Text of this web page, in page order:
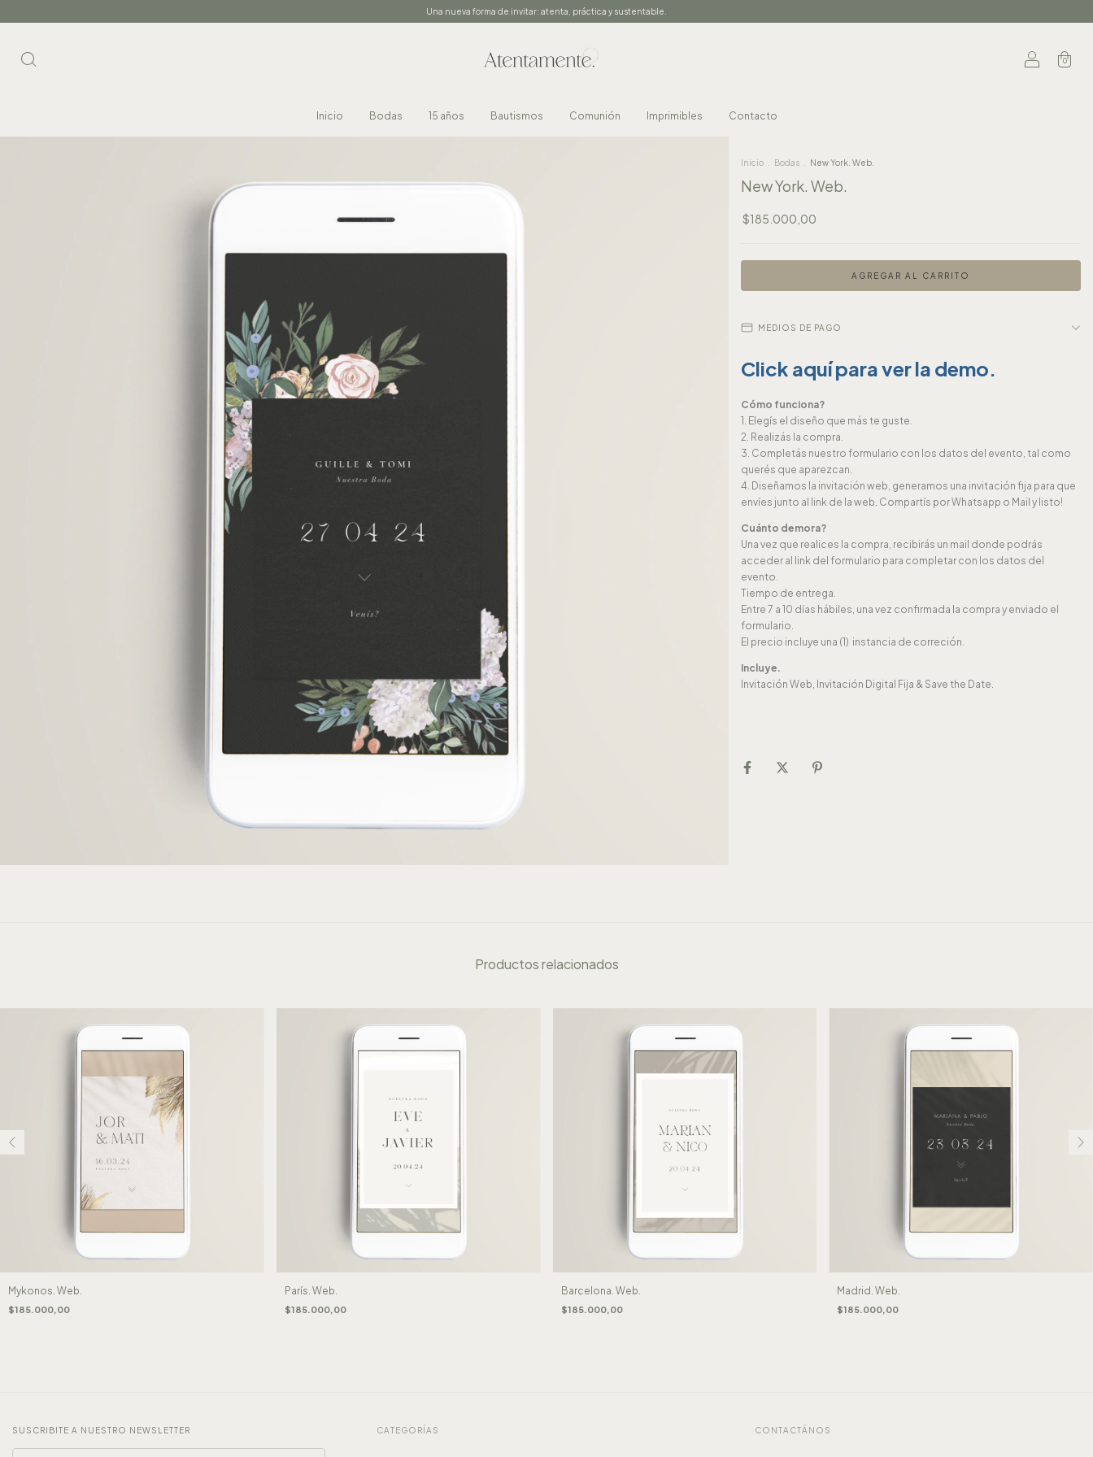
Una nueva forma de invitar: atenta, práctica y sustentable.
0
Inicio Bodas 15 años Bautismos Comunión Imprimibles Contacto
Inicio Bodas New York. Web.
New York. Web.
$185.000,00
MEDIOS DE PAGO
Click aquí para ver la demo.
Cómo funciona?
1. Elegís el diseño que más te guste.
2. Realizás la compra.
3. Completás nuestro formulario con los datos del evento, tal como
querés que aparezcan.
4. Diseñamos la invitación web, generamos una invitación fija para que
envíes junto al link de la web. Compartís por Whatsapp o Mail y listo!
Cuánto demora?
Una vez que realices la compra, recibirás un mail donde podrás
acceder al link del formulario para completar con los datos del
evento.
Tiempo de entrega.
Entre 7 a 10 días hábiles, una vez confirmada la compra y enviado el
formulario.
El precio incluye una (1) instancia de correción.
Incluye.
Invitación Web, Invitación Digital Fija & Save the Date.
Productos relacionados
Mykonos. Web.
$185.000,00
París. Web.
$185.000,00
Barcelona. Web.
$185.000,00
Madrid. Web.
$185.000,00
SUSCRIBITE A NUESTRO NEWSLETTER CATEGORÍAS CONTACTÁNOS